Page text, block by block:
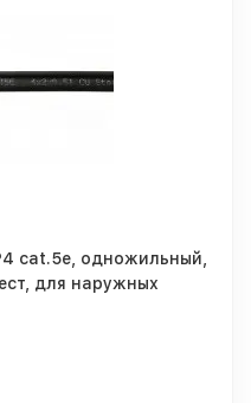
cat.5е, одножильный,
для наружных